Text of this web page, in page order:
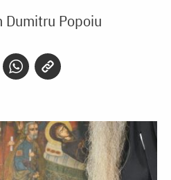
Dumitru Popoiu